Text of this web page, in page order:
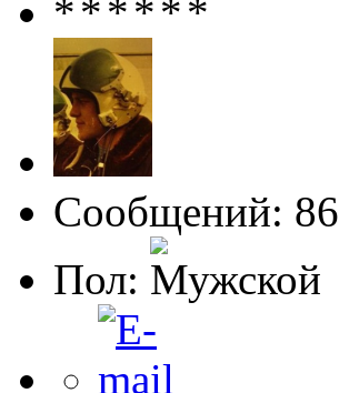
Сообщений: 86
Пол: